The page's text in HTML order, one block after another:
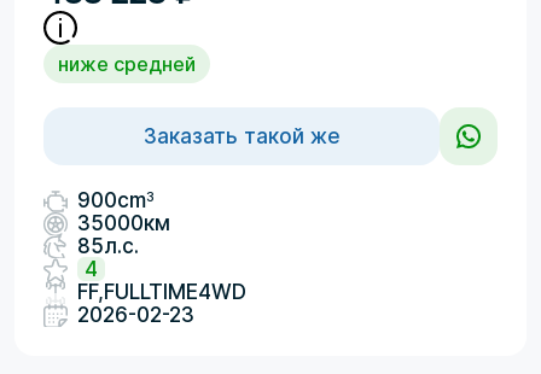
ниже средней
Заказать такой же
900cm3
35000км
85л.с.
4
FF,FULLTIME4WD
2026-02-23